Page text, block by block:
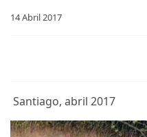
14 Abril 2017
Santiago, abril 2017